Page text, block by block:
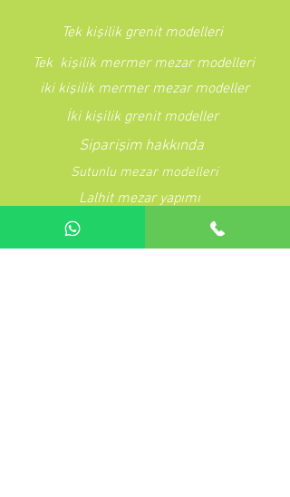
Tek kişilik grenit modelleri
Tek kişilik mermer mezar modelleri
iki kişilik mermer mezar modeller
İki kişilik grenit modeller
Siparişim hakkında
Sutunlu mezar modelleri
Lalhit mezar yapımı
Mezar yapın ve onarımı
Şeritli mezar modeller